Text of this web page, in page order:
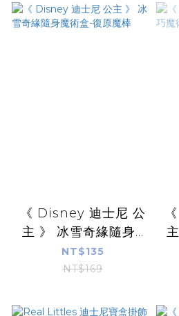
《 Disney 迪士尼 公
主 》 冰雪奇緣隨身...
NT$135
NT$169